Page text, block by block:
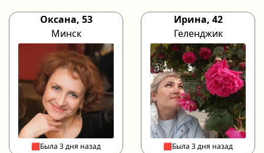
Оксана, 53
Минск
🟥Была 3 дня назад
Ирина, 42
Геленджик
🟥Была 3 дня назад